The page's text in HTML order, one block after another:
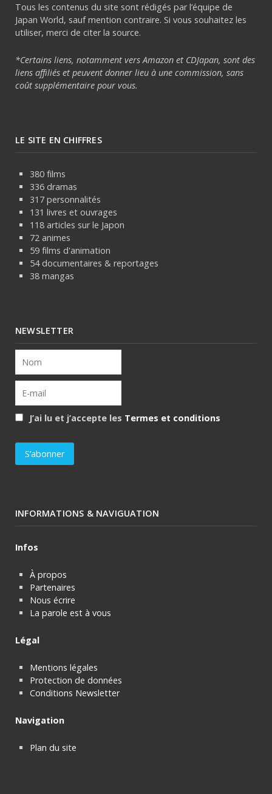
Tous les contenus du site sont rédigés par l’équipe de
Japan World, sauf mention contraire. Si vous souhaitez les
utiliser, merci de citer la source.
*Certains liens, notamment vers Amazon et CDJapan, sont des
liens affiliés et peuvent donner lieu à une commission, sans
coût supplémentaire pour vous.
LE SITE EN CHIFFRES
380 films
336 dramas
317 personnalités
131 livres et ouvrages
118 articles sur le Japon
72 animes
59 films d'animation
54 documentaires & reportages
38 mangas
NEWSLETTER
J’ai lu et j’accepte les Termes et conditions
INFORMATIONS & NAVIGUATION
Infos
À propos
Partenaires
Nous écrire
La parole est à vous
Légal
Mentions légales
Protection de données
Conditions Newsletter
Navigation
Plan du site